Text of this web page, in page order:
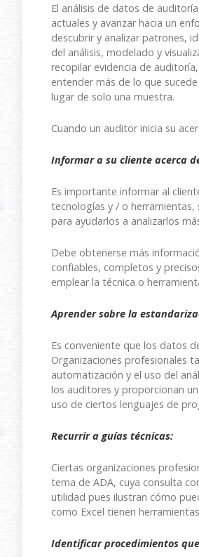
El análisis de datos de
actuales y avanzar hacia un
descubrir y analizar patrones,
del análisis, modelado y
recopilar evidencia de
entender más de lo que
lugar de solo una muestra.
Cuando un auditor inicia su
Informar a su cliente acerca
Es importante informar al
tecnologías y / o
para ayudarlos a analizarlos
Debe obtenerse más
confiables, completos y
emplear la técnica o
Aprender sobre la
Es conveniente que los datos
Organizaciones profesionales
automatización y el uso del
los auditores y proporcionan
uso de ciertos lenguajes de
Recurrir a guías técnicas:
Ciertas organizaciones
tema de ADA, cuya consulta
utilidad pues ilustran cómo
como Excel tienen
Identificar procedimientos